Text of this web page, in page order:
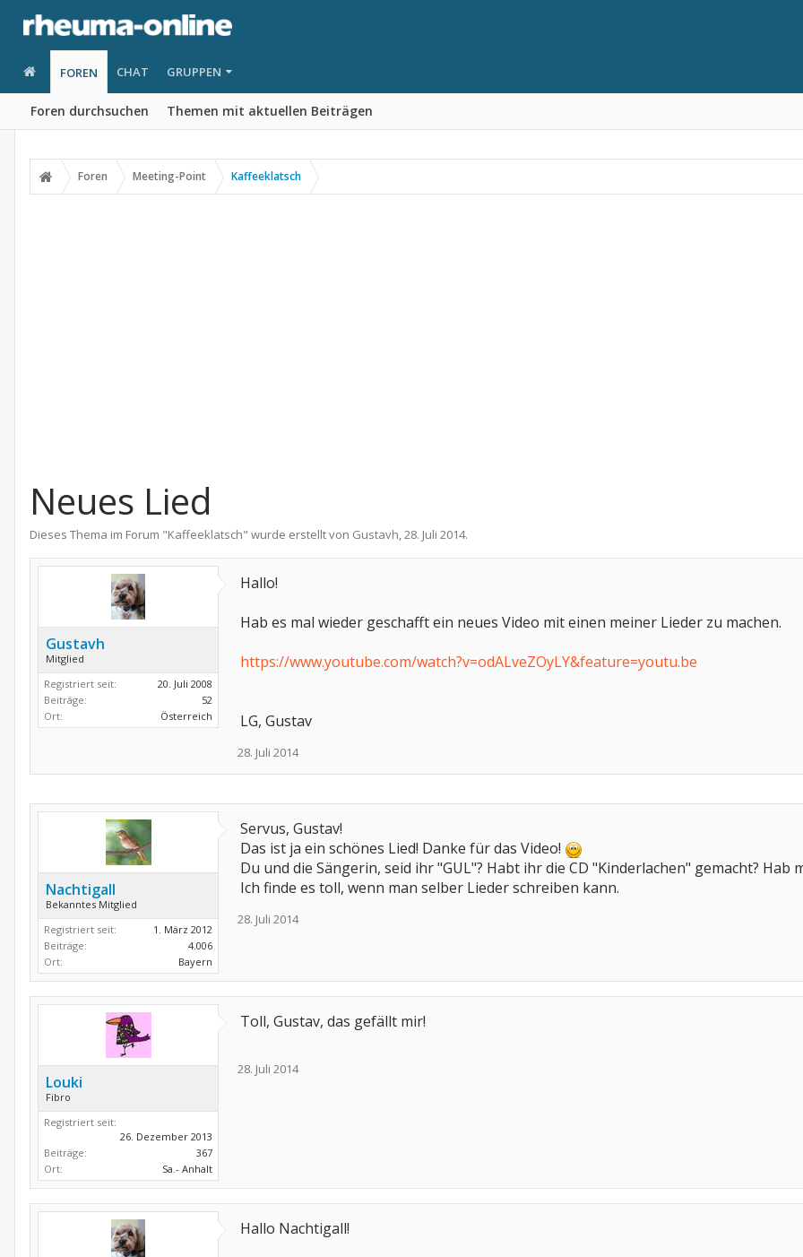
FOREN
Foren durchsuchen Themen mit aktuellen Beiträgen
CHAT GRUPPEN
Foren Meeting-Point Kaffeeklatsch
Neues Lied
Dieses Thema im Forum "Kaffeeklatsch" wurde erstellt von Gustavh,28. Juli 2014.
Gustavh
Mitglied
Registriert seit:
20. Juli 2008
Beiträge:
52
Ort:
Österreich
Hallo!
Hab es mal wieder geschafft ein neues Video mit einen meiner Lieder zu machen.
https://www.youtube.com/watch?v=odALveZOyLY&feature=youtu.be
LG, Gustav
28. Juli 2014
Nachtigall
Bekanntes Mitglied
Registriert seit:
1. März 2012
Beiträge:
4.006
Ort:
Bayern
Servus, Gustav!
Das ist ja ein schönes Lied! Danke für das Video!
Du und die Sängerin, seid ihr "GUL"? Habt ihr die CD "Kinderlachen" gemacht?
Ich finde es toll, wenn man selber Lieder schreiben kann.
28. Juli 2014
Louki
Fibro
Registriert seit:
26. Dezember 2013
Beiträge:
367
Ort:
Sa.- Anhalt
Toll, Gustav, das gefällt mir!
28. Juli 2014
Hallo Nachtigall!